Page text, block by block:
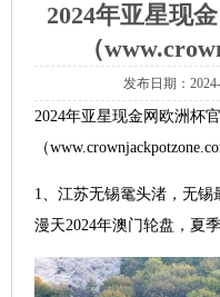
2024年亚星现
（
发布日期：
2024年亚星现金网欧洲杯
（
1、江苏无锡鼋头渚，无
漫天2024年澳门轮盘，夏